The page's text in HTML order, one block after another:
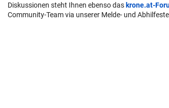
Diskussionen steht Ihnen ebenso das krone.at-
Community-Team via unserer Melde- und